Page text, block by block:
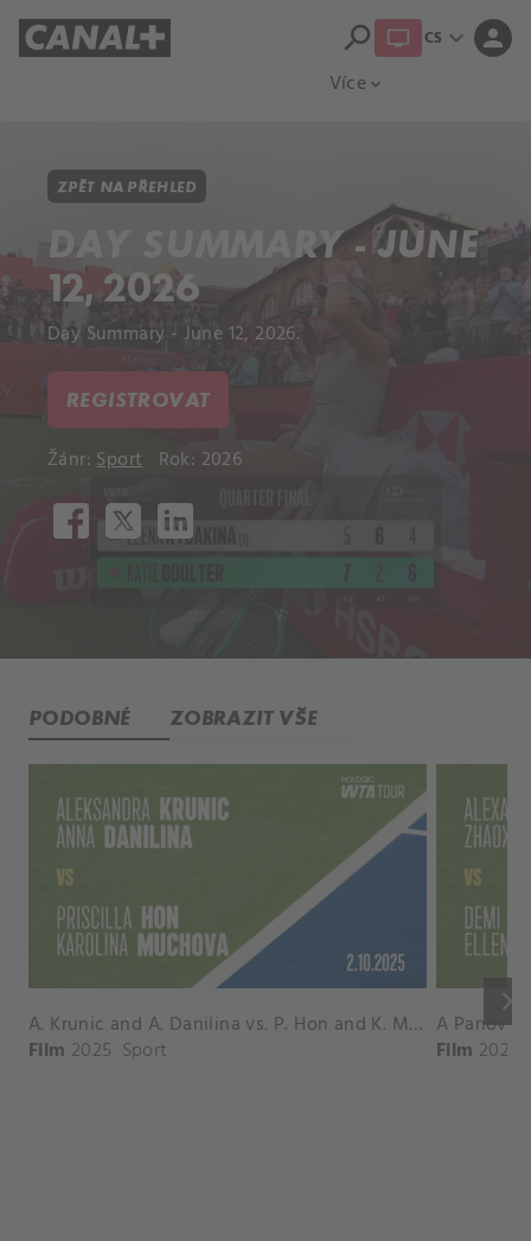
Více expand_more
search CS expand_more person
ZPĚT NA PŘEHLED
DAY SUMMARY - JUNE
12, 2026
Day Summary - June 12, 2026.
REGISTROVAT
Žánr:Sport Rok: 2026
PODOBNÉ ZOBRAZIT VŠE
keyboard_arrow_right
A. Krunic and A. Danilina vs. P. Hon and K. Muchova Match Highlights - BEIJING_Capital Group Diamond ( October 02, 2025)
Film 2025 Sport Film 2026